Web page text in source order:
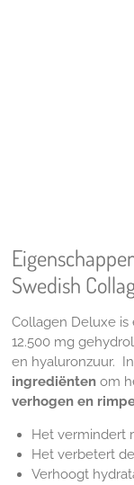
Swedish
Collagen Deluxe
12.500 mg
en hyaluronzuur.
ingrediënten om
verhogen en
Het vermindert
Het verbetert
Verhoogt